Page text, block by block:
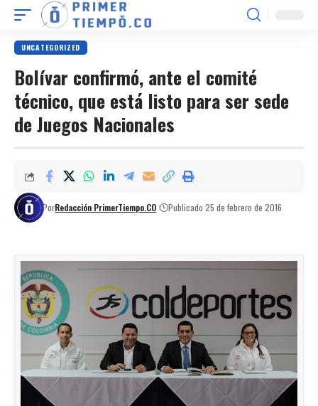
UNCATEGORIZED
Bolívar confirmó, ante el comité
técnico, que está listo para ser sede
de Juegos Nacionales
PorRedacción PrimerTiempo.CO Publicado 25 de febrero de 2016